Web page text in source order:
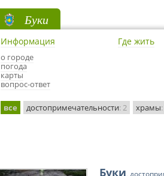
Буки
Информация
о городе
погода
карты
вопрос-ответ
Где жить
все достопримечательности: 2 храмы
Буки,